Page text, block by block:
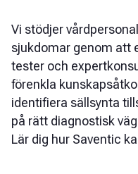
Vi stödjer
sjukdomar genom att
tester och
förenkla
identifiera sällsynta
på rätt diagnostisk
Lär dig hur Saventic